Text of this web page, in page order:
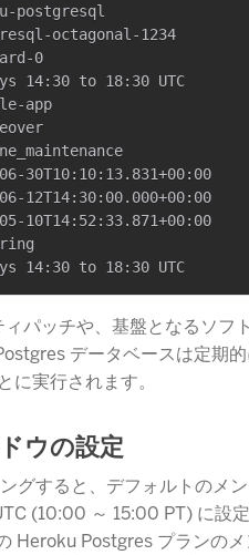
postgresql
octagonal-1234
0
14:30 to 18:30 UTC
app
30T10:10:13.831+00:00
12T14:30:00.000+00:00
10T14:52:33.871+00:00
パッチや、基盤となるソフ
データベースは定期
実行されます。
ウの設定
グすると、デフォルトのメ
(10:00 ～ 15:00 PT) に設
Heroku Postgres プランの